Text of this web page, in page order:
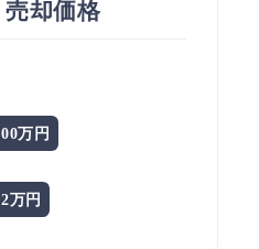
売却価格
万円
万円